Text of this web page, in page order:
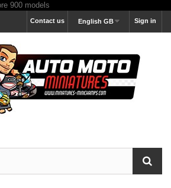
Sign in
English GB
Contact us